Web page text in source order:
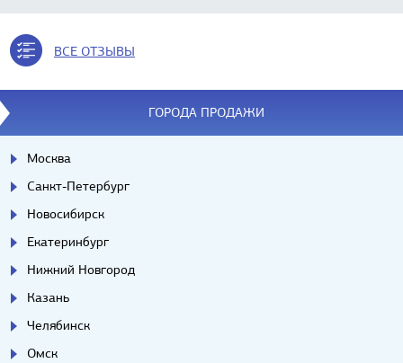
ВСЕ ОТЗЫВЫ
ГОРОДА ПРОДАЖИ
Москва
Санкт-Петербург
Новосибирск
Екатеринбург
Нижний Новгород
Казань
Челябинск
Омск